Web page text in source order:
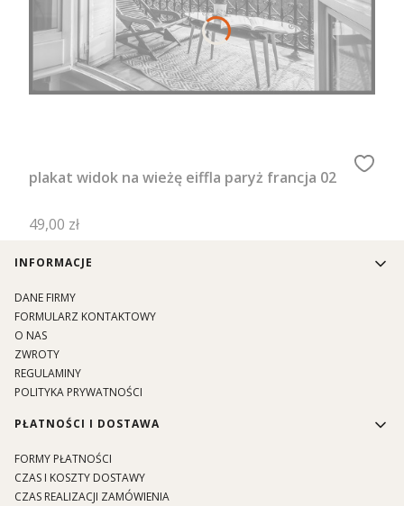
plakat widok na wieżę eiffla paryż francja 02
Cena
49,00 zł
Linki w stopce
INFORMACJE
DANE FIRMY
FORMULARZ KONTAKTOWY
O NAS
ZWROTY
REGULAMINY
POLITYKA PRYWATNOŚCI
PŁATNOŚCI I DOSTAWA
FORMY PŁATNOŚCI
CZAS I KOSZTY DOSTAWY
CZAS REALIZACJI ZAMÓWIENIA